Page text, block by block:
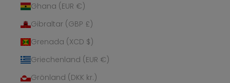
Ghana (EUR €)
Gibraltar (GBP £)
Grenada (XCD $)
Griechenland (EUR €)
Grönland (DKK kr.)